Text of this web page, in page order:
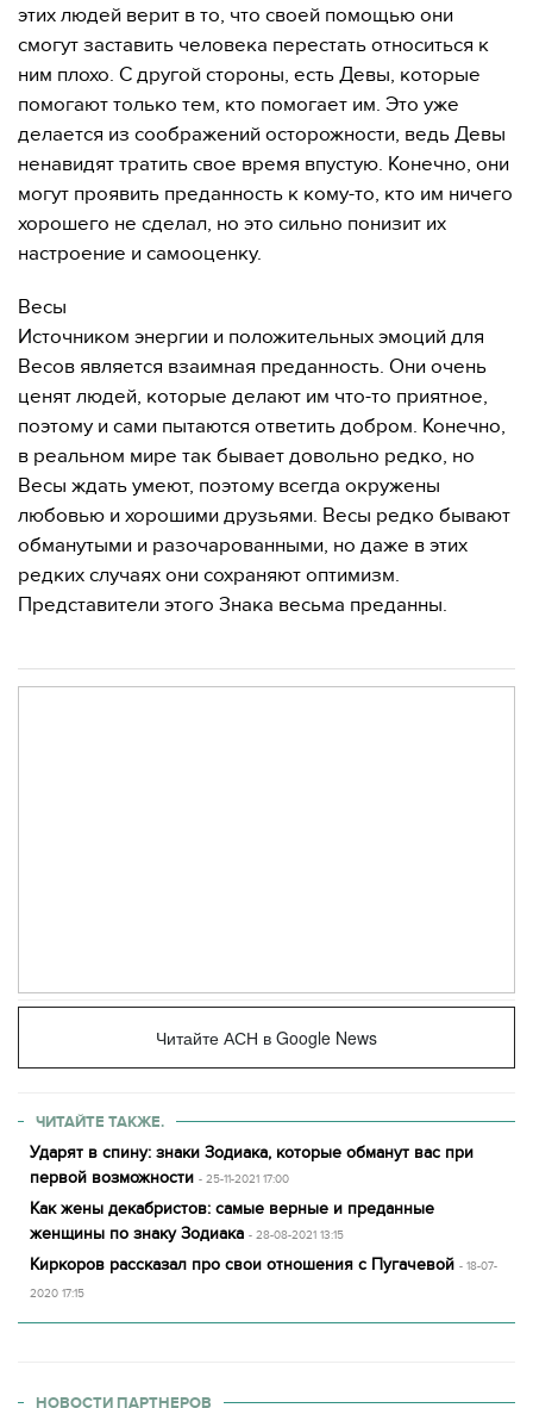
этих людей верит в то, что своей помощью они
смогут заставить человека перестать относиться к
ним плохо. С другой стороны, есть Девы, которые
помогают только тем, кто помогает им. Это уже
делается из соображений осторожности, ведь Девы
ненавидят тратить свое время впустую. Конечно, они
могут проявить преданность к кому-то, кто им ничего
хорошего не сделал, но это сильно понизит их
настроение и самооценку.
Весы
Источником энергии и положительных эмоций для
Весов является взаимная преданность. Они очень
ценят людей, которые делают им что-то приятное,
поэтому и сами пытаются ответить добром. Конечно,
в реальном мире так бывает довольно редко, но
Весы ждать умеют, поэтому всегда окружены
любовью и хорошими друзьями. Весы редко бывают
обманутыми и разочарованными, но даже в этих
редких случаях они сохраняют оптимизм.
Представители этого Знака весьма преданны.
Читайте АСН в Google News
ЧИТАЙТЕ ТАКЖЕ.
Ударят в спину: знаки Зодиака, которые обманут вас при
первой возможности - 25-11-2021 17:00
Как жены декабристов: самые верные и преданные
женщины по знаку Зодиака - 28-08-2021 13:15
Киркоров рассказал про свои отношения с Пугачевой - 18-07-
2020 17:15
НОВОСТИ ПАРТНЕРОВ